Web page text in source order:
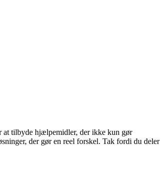
at tilbyde hjælpemidler, der ikke kun gør
der gør en reel forskel. Tak fordi du deler